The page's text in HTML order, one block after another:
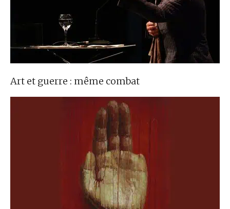
Art et guerre : même combat